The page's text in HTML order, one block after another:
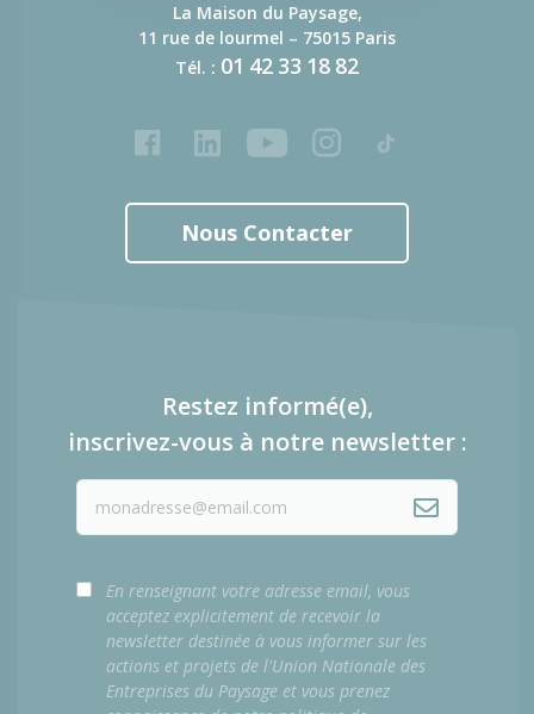
La Maison du Paysage,
11 rue de lourmel – 75015 Paris
Tél. : 01 42 33 18 82
FacebookLinkedInYoutubeInstagram
Tiktok
Nous Contacter
Restez informé(e),
inscrivez-vous à notre newsletter :
En renseignant votre adresse email, vous
acceptez explicitement de recevoir la
newsletter destinée à vous informer sur les
actions et projets de l'Union Nationale des
Entreprises du Paysage et vous prenez